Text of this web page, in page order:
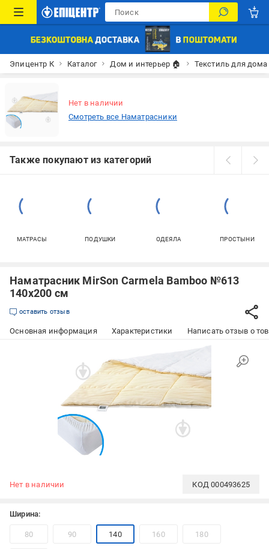
Эпицентр К Каталог Дом и интерьер 🏠 Текстиль для дома
Нет в наличии
Смотреть все Наматрасники
Также покупают из категорий
МАТРАСЫ ПОДУШКИ ОДЕЯЛА ПРОСТЫНИ
Наматрасник MirSon Carmela Bamboo №613
140x200 см
оставить отзыв
Основная информация Характеристики Написать отзыв о
Нет в наличии КОД000493625
Ширина:
80 90 140 160 180